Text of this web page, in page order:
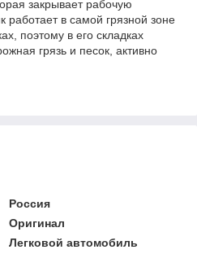
закрывает рабочую
работает в самой грязной зоне
поэтому в его складках
грязь и песок, активно
Россия
Оригинал
Легковой автомобиль